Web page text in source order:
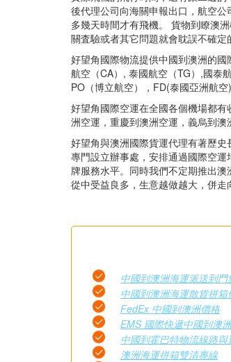
後代理公司向海關申報出口，航空
多幾天時間才有飛機。 貨物到瞭澳
關査驗或者其它問題就會耽誤不確定
好望角國際物流提供中國到澳洲的
航空（CA）, 泰國航空（TG）,國泰
PO（博立航空），FD(泰國亞洲航空)
好望角國際空運在全國各個機場都
洲空運，重慶到澳洲空運，義烏到澳
好望角與澳洲國際貨運代理有著歷
專門設立辦事處，安排通過國際空
牌服務水平。同時我們不定期推出
從中受益良多，生意越做越大，併走
中國到澳洲海運派送到
中國到澳洲海運散貨拼箱
FedEx 中國到澳洲價格
EMS 國際快遞中國到澳
中國到霍巴特物流線路與
澳洲海運拼箱雙清專線